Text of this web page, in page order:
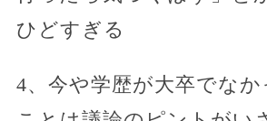
ひどすぎる
4、今や学歴が大卒でなか